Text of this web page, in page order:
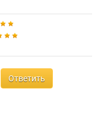
Ответить